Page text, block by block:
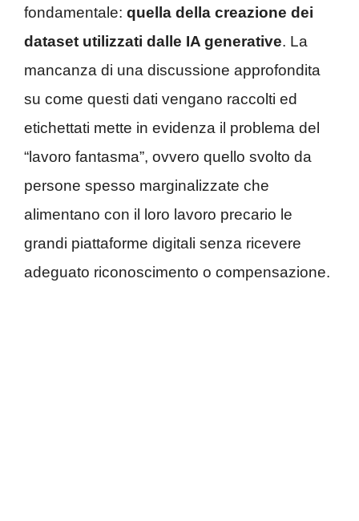
fondamentale: quella della creazione dei
dataset utilizzati dalle IA generative. La
mancanza di una discussione approfondita
su come questi dati vengano raccolti ed
etichettati mette in evidenza il problema del
“lavoro fantasma”, ovvero quello svolto da
persone spesso marginalizzate che
alimentano con il loro lavoro precario le
grandi piattaforme digitali senza ricevere
adeguato riconoscimento o compensazione.